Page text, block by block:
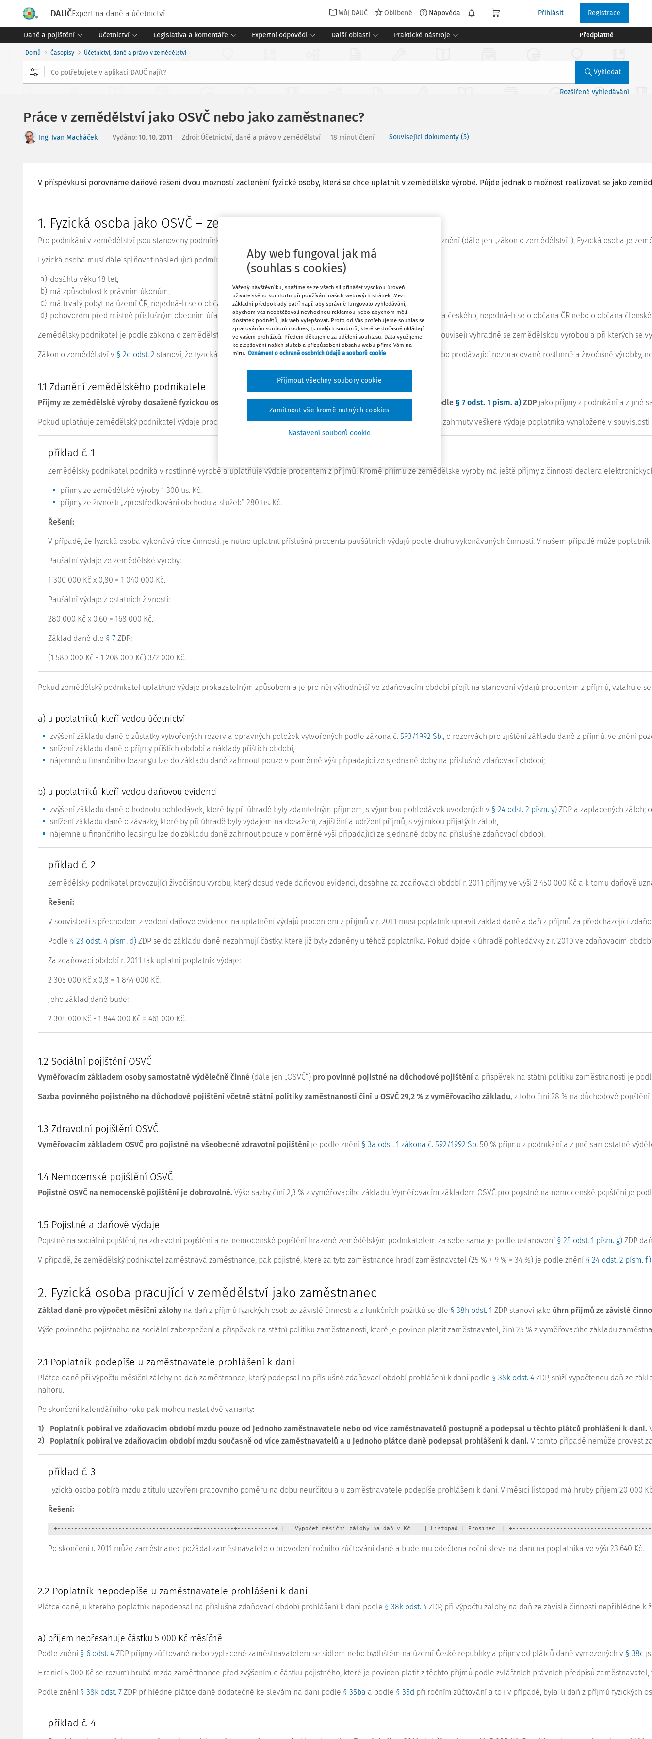
DAUČExpert na daně a účetnictví Můj DAUČ Oblíbené Nápověda Přihlásit Registrace
Daně a pojištění Účetnictví Legislativa a komentáře Expertní odpovědi Další oblasti Praktické nástroje Předplatné
Domů Časopisy Účetnictví, daně a právo v zemědělství
Vyhledat
Rozšířené vyhledávání
Práce v zemědělství jako OSVČ nebo jako zaměstnanec?
Ing. Ivan Macháček Vydáno: 10. 10. 2011 Zdroj: Účetnictví, daně a právo v zemědělství 18 minut čtení Související dokumenty (5)
V příspěvku si porovnáme daňové řešení dvou možností začlenění fyzické osoby, která se chce uplatnit v zemědělské výrobě. Půjde jednak o možnost realizovat se jako
1. Fyzická osoba jako OSVČ – zemědělský podnikatel
Pro podnikání v zemědělství jsou stanoveny podmínky v , o zemědělství, v platném znění (dále jen „zákon o zemědělství“). Fyzická osoba je
Fyzická osoba musí dále splňovat následující podmínky:
a) dosáhla věku 18 let,
b) má způsobilost k právním úkonům,
c) má trvalý pobyt na území ČR, nejedná-li se o občana ČR nebo o občana členského státu EU,
d) pohovorem před místně příslušným obecním úřadem obce s rozšířenou působností prokáže základní znalost jazyka českého, nejedná-li se o občana ČR nebo o občana
Zemědělský podnikatel je podle zákona o zemědělství oprávněn rovněž poskytovat práce, výkony nebo služby, které souvisejí výhradně se zemědělskou výrobou a při kterých
Zákon o zemědělství v § 2e odst. 2 stanoví, že fyzická osoba provozující drobné pěstitelské a chovatelské činnosti, anebo prodávající nezpracované rostlinné a živočišné
1.1 Zdanění zemědělského podnikatele
Příjmy ze zemědělské výroby dosažené fyzickou osobou, která je zemědělským podnikatelem, jsou zdaňovány podle § 7 odst. 1 písm. a) ZDP jako příjmy z podnikání a z jiné
Pokud uplatňuje zemědělský podnikatel výdaje procentem z příjmů, jsou ve výdajích uplatněných procentem z příjmů zahrnuty veškeré výdaje poplatníka vynaložené v
příklad č. 1
Zemědělský podnikatel podniká v rostlinné výrobě a uplatňuje výdaje procentem z příjmů. Kromě příjmů ze zemědělské výroby má ještě příjmy z činnosti dealera
příjmy ze zemědělské výroby 1 300 tis. Kč,
příjmy ze živnosti „zprostředkování obchodu a služeb“ 280 tis. Kč.
Řešení:
V případě, že fyzická osoba vykonává více činností, je nutno uplatnit příslušná procenta paušálních výdajů podle druhu vykonávaných činností. V našem případě může
Paušální výdaje ze zemědělské výroby:
1 300 000 Kč x 0,80 = 1 040 000 Kč.
Paušální výdaje z ostatních živností:
280 000 Kč x 0,60 = 168 000 Kč.
Základ daně dle § 7 ZDP:
(1 580 000 Kč - 1 208 000 Kč) 372 000 Kč.
Pokud zemědělský podnikatel uplatňuje výdaje prokazatelným způsobem a je pro něj výhodnější ve zdaňovacím období přejít na stanovení výdajů procentem z příjmů, vztahuje
a) u poplatníků, kteří vedou účetnictví
zvýšení základu daně o zůstatky vytvořených rezerv a opravných položek vytvořených podle zákona č. 593/1992 Sb., o rezervách pro zjištění základu daně z příjmů, ve znění
snížení základu daně o příjmy příštích období a náklady příštích období,
nájemné u finančního leasingu lze do základu daně zahrnout pouze v poměrné výši připadající ze sjednané doby na příslušné zdaňovací období;
b) u poplatníků, kteří vedou daňovou evidenci
zvýšení základu daně o hodnotu pohledávek, které by při úhradě byly zdanitelným příjmem, s výjimkou pohledávek uvedených v § 24 odst. 2 písm. y) ZDP a zaplacených záloh;
snížení základu daně o závazky, které by při úhradě byly výdajem na dosažení, zajištění a udržení příjmů, s výjimkou přijatých záloh,
nájemné u finančního leasingu lze do základu daně zahrnout pouze v poměrné výši připadající ze sjednané doby na příslušné zdaňovací období.
příklad č. 2
Zemědělský podnikatel provozující živočišnou výrobu, který dosud vede daňovou evidenci, dosáhne za zdaňovací období r. 2011 příjmy ve výši 2 450 000 Kč a k tomu daňově
Řešení:
V souvislosti s přechodem z vedení daňové evidence na uplatnění výdajů procentem z příjmů v r. 2011 musí poplatník upravit základ daně a daň z příjmů za předcházející
Podle § 23 odst. 4 písm. d) ZDP se do základu daně nezahrnují částky, které již byly zdaněny u téhož poplatníka. Pokud dojde k úhradě pohledávky z r. 2010 ve zdaňovacím
Za zdaňovací období r. 2011 tak uplatní poplatník výdaje:
2 305 000 Kč x 0,8 = 1 844 000 Kč.
Jeho základ daně bude:
2 305 000 Kč - 1 844 000 Kč = 461 000 Kč.
1.2 Sociální pojištění OSVČ
Vyměřovacím základem osoby samostatně výdělečně činné (dále jen „OSVČ“) pro povinné pojistné na důchodové pojištění a příspěvek na státní politiku zaměstnanosti je
Sazba povinného pojistného na důchodové pojištění včetně státní politiky zaměstnanosti činí u OSVČ 29,2 % z vyměřovacího základu, z toho činí 28 % na důchodové
1.3 Zdravotní pojištění OSVČ
Vyměřovacím základem OSVČ pro pojistné na všeobecné zdravotní pojištění je podle znění § 3a odst. 1 zákona č. 592/1992 Sb. 50 % příjmu z podnikání a z jiné samostatné
1.4 Nemocenské pojištění OSVČ
Pojistné OSVČ na nemocenské pojištění je dobrovolné. Výše sazby činí 2,3 % z vyměřovacího základu. Vyměřovacím základem OSVČ pro pojistné na nemocenské pojištění je
1.5 Pojistné a daňové výdaje
Pojistné na sociální pojištění, na zdravotní pojištění a na nemocenské pojištění hrazené zemědělským podnikatelem za sebe sama je podle ustanovení § 25 odst. 1 písm. g) ZDP
V případě, že zemědělský podnikatel zaměstnává zaměstnance, pak pojistné, které za tyto zaměstnance hradí zaměstnavatel (25 % + 9 % = 34 %) je podle znění § 24 odst. 2 písm. f)
2. Fyzická osoba pracující v zemědělství jako zaměstnanec
Základ daně pro výpočet měsíční zálohy na daň z příjmů fyzických osob ze závislé činnosti a z funkčních požitků se dle § 38h odst. 1 ZDP stanoví jako úhrn příjmů ze závislé
Výše povinného pojistného na sociální zabezpečení a příspěvek na státní politiku zaměstnanosti, které je povinen platit zaměstnavatel, činí 25 % z vyměřovacího základu
2.1 Poplatník podepíše u zaměstnavatele prohlášení k dani
Plátce daně při výpočtu měsíční zálohy na daň zaměstnance, který podepsal na příslušné zdaňovací období prohlášení k dani podle § 38k odst. 4 ZDP, sníží vypočtenou daň ze
nahoru.
Po skončení kalendářního roku pak mohou nastat dvě varianty:
1) Poplatník pobíral ve zdaňovacím období mzdu pouze od jednoho zaměstnavatele nebo od více zaměstnavatelů postupně a podepsal u těchto plátců prohlášení k dani.
2)
Poplatník pobíral ve zdaňovacím období mzdu současně od více zaměstnavatelů a u jednoho plátce daně podepsal prohlášení k dani. V tomto případě nemůže provést
příklad č. 3
Fyzická osoba pobírá mzdu z titulu uzavření pracovního poměru na dobu neurčitou a u zaměstnavatele podepíše prohlášení k dani. V měsíci listopad má hrubý příjem 20 000
Řešení:
+-----------------------------------------+----------+-----------+ |   Výpočet měsíční zálohy na daň v Kč    | Listopad | Prosinec  |
Po skončení r. 2011 může zaměstnanec požádat zaměstnavatele o provedení ročního zúčtování daně a bude mu odečtena roční sleva na dani na poplatníka ve výši 23 640 Kč.
2.2 Poplatník nepodepíše u zaměstnavatele prohlášení k dani
Plátce daně, u kterého poplatník nepodepsal na příslušné zdaňovací období prohlášení k dani podle § 38k odst. 4 ZDP, při výpočtu zálohy na daň ze závislé činnosti nepřihlédne
a) příjem nepřesahuje částku 5 000 Kč měsíčně
Podle znění § 6 odst. 4 ZDP příjmy zúčtované nebo vyplacené zaměstnavatelem se sídlem nebo bydlištěm na území České republiky a příjmy od plátců daně vymezených v § 38c
Hranicí 5 000 Kč se rozumí hrubá mzda zaměstnance před zvýšením o částku pojistného, které je povinen platit z těchto příjmů podle zvláštních právních předpisů
Podle znění § 38k odst. 7 ZDP přihlédne plátce daně dodatečně ke slevám na dani podle § 35ba a podle § 35d při ročním zúčtování a to i v případě, byla-li daň z příjmů fyzických
příklad č. 4
Aby web fungoval jak má
(souhlas s cookies)
Vážený návštěvníku, snažíme se ze všech sil přinášet vysokou úroveň
uživatelského komfortu při používání našich webových stránek. Mezi
základní předpoklady patří např. aby správně fungovalo vyhledávání,
abychom vás neobtěžovali nevhodnou reklamou nebo abychom měli
dostatek podnětů, jak web vylepšovat. Proto od Vás potřebujeme souhlas se
zpracováním souborů cookies, tj. malých souborů, které se dočasně ukládají
ve vašem prohlížeči. Předem děkujeme za udělení souhlasu. Data využijeme
ke zlepšování našich služeb a přizpůsobení obsahu webu přímo Vám na
míru. Oznámení o ochraně osobních údajů a souborů cookie
Nastavení souborů cookie
Zamítnout vše kromě nutných cookies
Přijmout všechny soubory cookie